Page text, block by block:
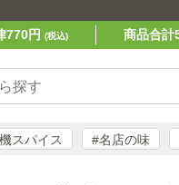
770円 (税込) 商品合計
スパイス #名店の味